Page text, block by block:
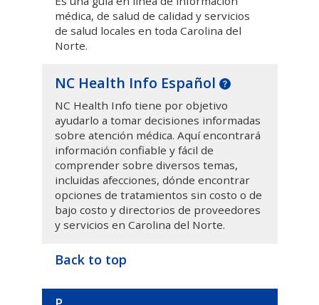
médica, de salud de calidad y servicios
de salud locales en toda Carolina del
Norte.
NC Health Info Español
NC Health Info tiene por objetivo
ayudarlo a tomar decisiones informadas
sobre atención médica. Aquí encontrará
información confiable y fácil de
comprender sobre diversos temas,
incluidas afecciones, dónde encontrar
opciones de tratamientos sin costo o de
bajo costo y directorios de proveedores
y servicios en Carolina del Norte.
Back to top